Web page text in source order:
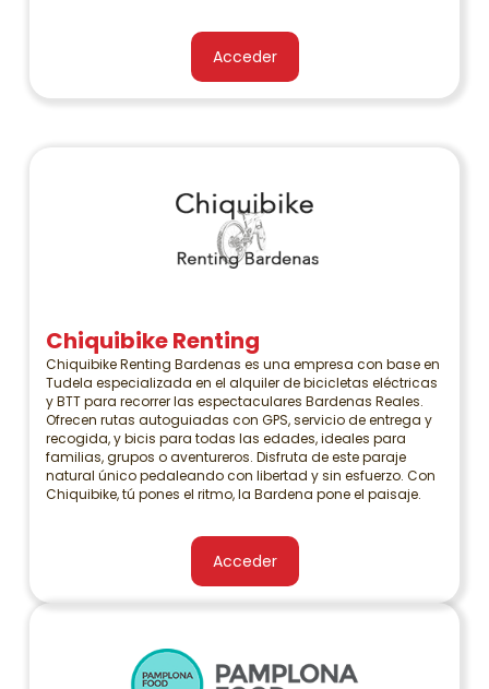
Acceder
Chiquibike Renting
Chiquibike Renting Bardenas es una empresa con base en
Tudela especializada en el alquiler de bicicletas eléctricas
y BTT para recorrer las espectaculares Bardenas Reales.
Ofrecen rutas autoguiadas con GPS, servicio de entrega y
recogida, y bicis para todas las edades, ideales para
familias, grupos o aventureros. Disfruta de este paraje
natural único pedaleando con libertad y sin esfuerzo. Con
Chiquibike, tú pones el ritmo, la Bardena pone el paisaje.
Acceder